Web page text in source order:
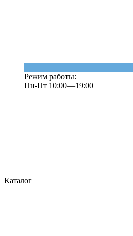
Режим работы:
Пн-Пт 10:00—19:00
Каталог